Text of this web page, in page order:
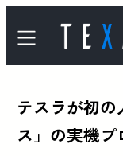
テスラが初
ス」の実機